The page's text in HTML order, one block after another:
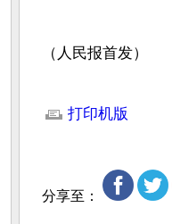
（人民报首发）
打印机版
分享至：